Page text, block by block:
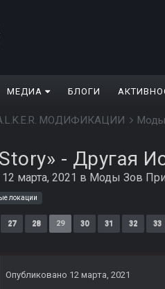
МЕДИА БЛОГИ
МОДИФИКАЦИИ
- Другая
12 марта, 2021 в Моды Зов
локации
27 28 29 30 31 32 33
Опубликовано 12 марта, 2021